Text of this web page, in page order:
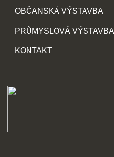
OBČANSKÁ VÝSTAVBA
PRŮMYSLOVÁ VÝSTAVBA
KONTAKT